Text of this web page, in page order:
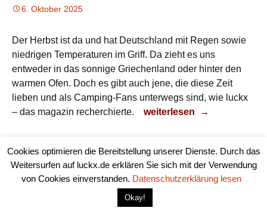
6. Oktober 2025
Der Herbst ist da und hat Deutschland mit Regen sowie
niedrigen Temperaturen im Griff. Da zieht es uns
entweder in das sonnige Griechenland oder hinter den
warmen Ofen. Doch es gibt auch jene, die diese Zeit
lieben und als Camping-Fans unterwegs sind, wie luckx
– das magazin recherchierte.
Nachhaltig verreisen
weiterlesen →
Cookies optimieren die Bereitstellung unserer Dienste. Durch das
Weitersurfen auf luckx.de erklären Sie sich mit der Verwendung
von Cookies einverstanden. Datenschutzerklärung lesen
Okay!